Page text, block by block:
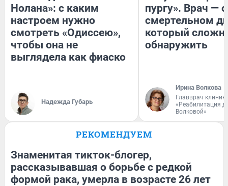
Нолана»: с каким
настроем нужно
смотреть «Одиссею»,
чтобы она не
выглядела как фиаско
Надежда Губарь
пургу». Врач — о
смертельном
который
обнаружить
Ирина Волкова
Главврач
«Реабилитация
Волковой»
РЕКОМЕНДУЕМ
Знаменитая тикток-блогер,
рассказывавшая о борьбе с редкой
формой рака, умерла в возрасте 26 лет